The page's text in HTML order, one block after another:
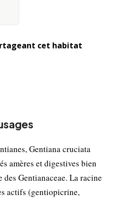
cet habitat
Gentiana cruciata
amères et digestives bien
Gentianaceae. La racine
actifs (gentiopicrine,